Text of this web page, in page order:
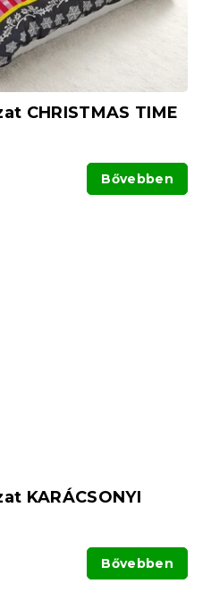
CHRISTMAS TIME
Bővebben
KARÁCSONYI
Bővebben